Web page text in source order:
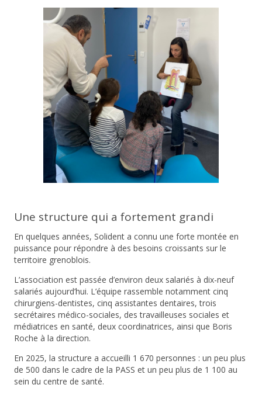
Une structure qui a fortement grandi
En quelques années, Solident a connu une forte montée en
puissance pour répondre à des besoins croissants sur le
territoire grenoblois.
L’association est passée d’environ deux salariés à dix-neuf
salariés aujourd’hui. L’équipe rassemble notamment cinq
chirurgiens-dentistes, cinq assistantes dentaires, trois
secrétaires médico-sociales, des travailleuses sociales et
médiatrices en santé, deux coordinatrices, ainsi que Boris
Roche à la direction.
En 2025, la structure a accueilli 1 670 personnes : un peu plus
de 500 dans le cadre de la PASS et un peu plus de 1 100 au
sein du centre de santé.